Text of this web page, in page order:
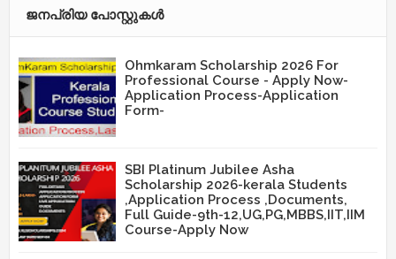
ജനപ്രിയ പോസ്റ്റുകള്‍‌
Ohmkaram Scholarship 2026 For
Professional Course - Apply Now-
Application Process-Application
Form-
SBI Platinum Jubilee Asha
Scholarship 2026-kerala Students
,Application Process ,Documents,
Full Guide-9th-12,UG,PG,MBBS,IIT,IIM
Course-Apply Now